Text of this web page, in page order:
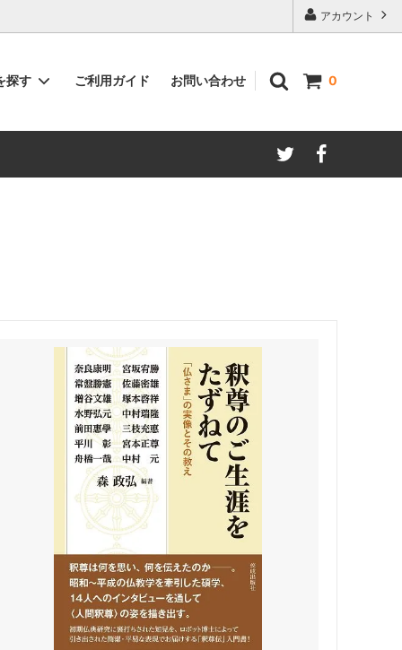
アカウント
0
探す ご利用ガイド お問い合わせ